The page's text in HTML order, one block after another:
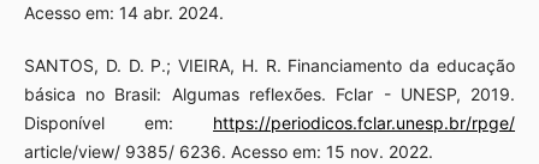
Acesso em: 14 abr. 2024.
SANTOS, D. D. P.; VIEIRA, H. R. Financiamento da educação
básica no Brasil: Algumas reflexões. Fclar - UNESP, 2019.
Disponível em: https://periodicos.fclar.unesp.br/rpge/
article/view/ 9385/ 6236. Acesso em: 15 nov. 2022.